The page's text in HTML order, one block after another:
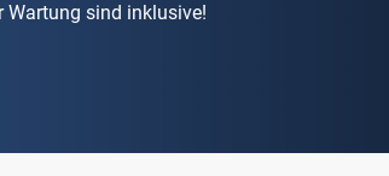
Wartung sind inklusive!